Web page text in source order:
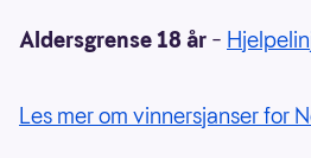
Aldersgrense 18 år –
Les mer om vinnersjanser for